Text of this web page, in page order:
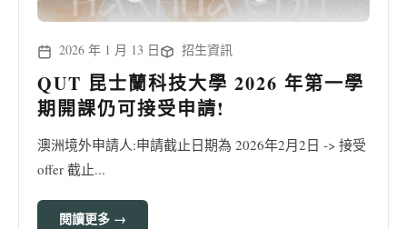
2026 年 1 月 13 日 招生資訊
QUT 昆士蘭科技大學 2026 年第一學
期開課仍可接受申請!
澳洲境外申請人:申請截止日期為 2026年2月2日 -> 接受
offer 截止...
閱讀更多 →